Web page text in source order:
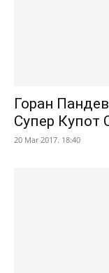
Горан
Супер Купот
20 Mar 2017. 18:40